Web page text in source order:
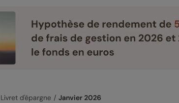
d'épargne Janvier 2026